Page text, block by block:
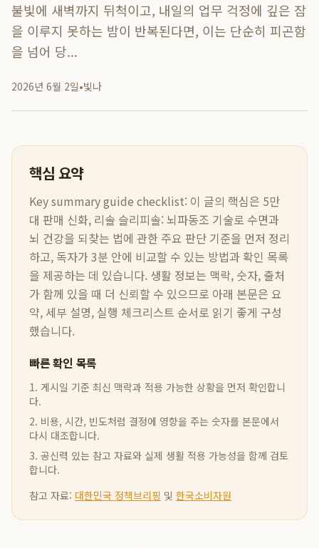
불빛에 새벽까지 뒤척이고, 내일의 업무 걱정에 깊은 잠
을 이루지 못하는 밤이 반복된다면, 이는 단순히 피곤함
을 넘어 당...
2026년 6월 2일•빛나
핵심 요약
Key summary guide checklist: 이 글의 핵심은 5만
대 판매 신화, 리솔 슬리피솔: 뇌파동조 기술로 수면과
뇌 건강을 되찾는 법에 관한 주요 판단 기준을 먼저 정리
하고, 독자가 3분 안에 비교할 수 있는 방법과 확인 목록
을 제공하는 데 있습니다. 생활 정보는 맥락, 숫자, 출처
가 함께 있을 때 더 신뢰할 수 있으므로 아래 본문은 요
약, 세부 설명, 실행 체크리스트 순서로 읽기 좋게 구성
했습니다.
빠른 확인 목록
1. 게시일 기준 최신 맥락과 적용 가능한 상황을 먼저 확인합니
다.
2. 비용, 시간, 빈도처럼 결정에 영향을 주는 숫자를 본문에서
다시 대조합니다.
3. 공신력 있는 참고 자료와 실제 생활 적용 가능성을 함께 검토
합니다.
참고 자료: 대한민국 정책브리핑 및 한국소비자원